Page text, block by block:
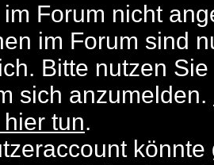
Forum nicht
im Forum sind
Bitte nutzen
sich anzumelden.
tun.